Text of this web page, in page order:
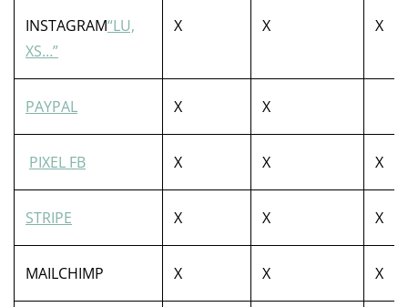
INSTAGRAM“LU,
XS…”
X X X
PAYPAL X X
PIXEL FB X X X
STRIPE X X X
MAILCHIMP X X X